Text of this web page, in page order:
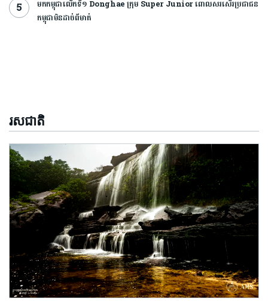
មកកម្ពុជាលើកទី១ Donghae ក្រុម Super Junior ពោលសរសើរប្រជាជន
កម្ពុជាមិនដាច់ពីមាត់
រសជាតិ